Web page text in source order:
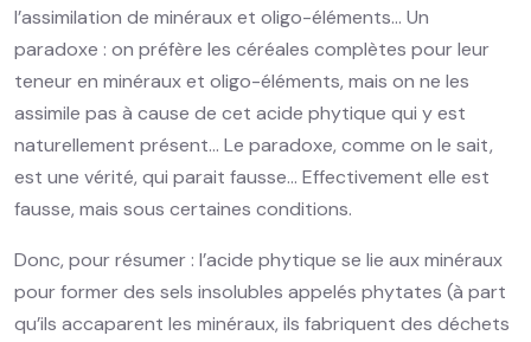
l’assimilation de minéraux et oligo-éléments… Un
paradoxe : on préfère les céréales complètes pour leur
teneur en minéraux et oligo-éléments, mais on ne les
assimile pas à cause de cet acide phytique qui y est
naturellement présent… Le paradoxe, comme on le sait,
est une vérité, qui parait fausse… Effectivement elle est
fausse, mais sous certaines conditions.
Donc, pour résumer : l’acide phytique se lie aux minéraux
pour former des sels insolubles appelés phytates (à part
qu’ils accaparent les minéraux, ils fabriquent des déchets